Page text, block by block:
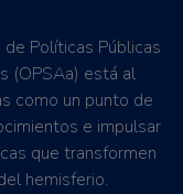
Políticas Públicas
(OPSAa) está al
como un punto de
e impulsar
que transformen
hemisferio.